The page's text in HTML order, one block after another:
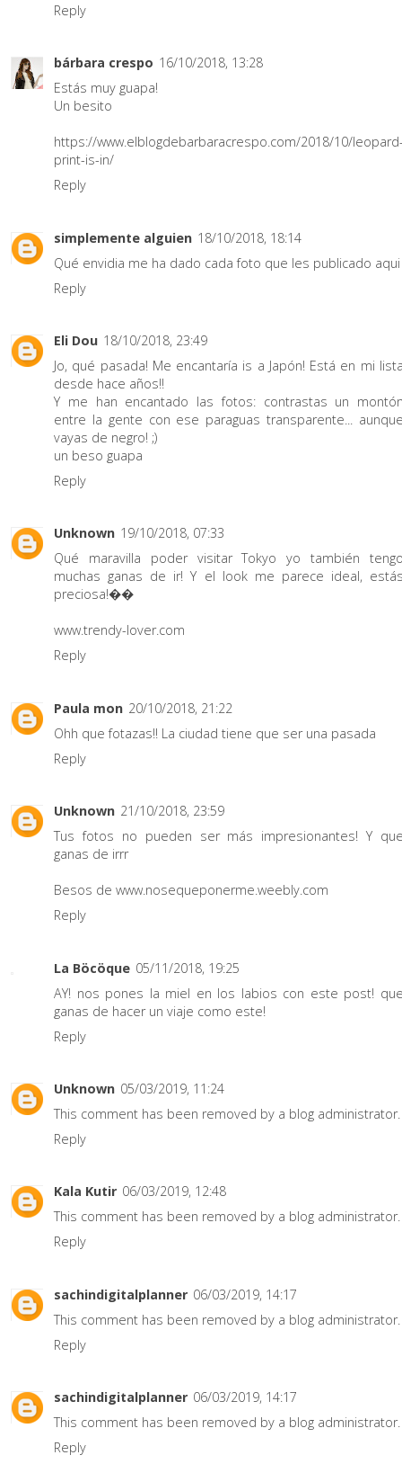
Reply
bárbara crespo 16/10/2018, 13:28
Estás muy guapa!
Un besito
https://www.elblogdebarbaracrespo.com/2018/10/
print-is-in/
Reply
simplemente alguien 18/10/2018, 18:14
Qué envidia me ha dado cada foto que les publicado aqui
Reply
Eli Dou 18/10/2018, 23:49
Jo, qué pasada! Me encantaría is a Japón! Está en mi
desde hace años!!
Y me han encantado las fotos: contrastas un
entre la gente con ese paraguas transparente...
vayas de negro! ;)
un beso guapa
Reply
Unknown 19/10/2018, 07:33
Qué maravilla poder visitar Tokyo yo también
muchas ganas de ir! Y el look me parece ideal,
preciosa!��
www.trendy-lover.com
Reply
Paula mon 20/10/2018, 21:22
Ohh que fotazas!! La ciudad tiene que ser una pasada
Reply
Unknown 21/10/2018, 23:59
Tus fotos no pueden ser más impresionantes! Y
ganas de irrr
Besos de www.nosequeponerme.weebly.com
Reply
La Böcöque 05/11/2018, 19:25
AY! nos pones la miel en los labios con este post!
ganas de hacer un viaje como este!
Reply
Unknown 05/03/2019, 11:24
This comment has been removed by a blog administrator.
Reply
Kala Kutir 06/03/2019, 12:48
This comment has been removed by a blog administrator.
Reply
sachindigitalplanner 06/03/2019, 14:17
This comment has been removed by a blog administrator.
Reply
sachindigitalplanner 06/03/2019, 14:17
This comment has been removed by a blog administrator.
Reply